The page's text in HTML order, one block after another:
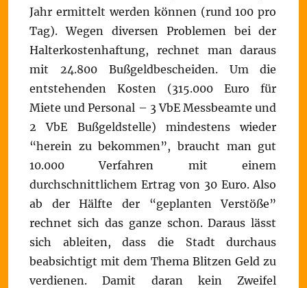
Jahr ermittelt werden können (rund 100 pro
Tag). Wegen diversen Problemen bei der
Halterkostenhaftung, rechnet man daraus
mit 24.800 Bußgeldbescheiden. Um die
entstehenden Kosten (315.000 Euro für
Miete und Personal – 3 VbE Messbeamte und
2 VbE Bußgeldstelle) mindestens wieder
“herein zu bekommen”, braucht man gut
10.000 Verfahren mit einem
durchschnittlichem Ertrag von 30 Euro. Also
ab der Hälfte der “geplanten Verstöße”
rechnet sich das ganze schon. Daraus lässt
sich ableiten, dass die Stadt durchaus
beabsichtigt mit dem Thema Blitzen Geld zu
verdienen. Damit daran kein Zweifel